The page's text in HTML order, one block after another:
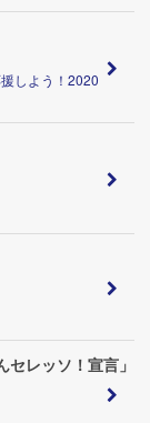
しよう！2020
セレッソ！宣言」